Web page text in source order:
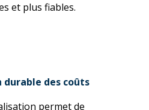
et plus fiables.
durable des coûts
permet de